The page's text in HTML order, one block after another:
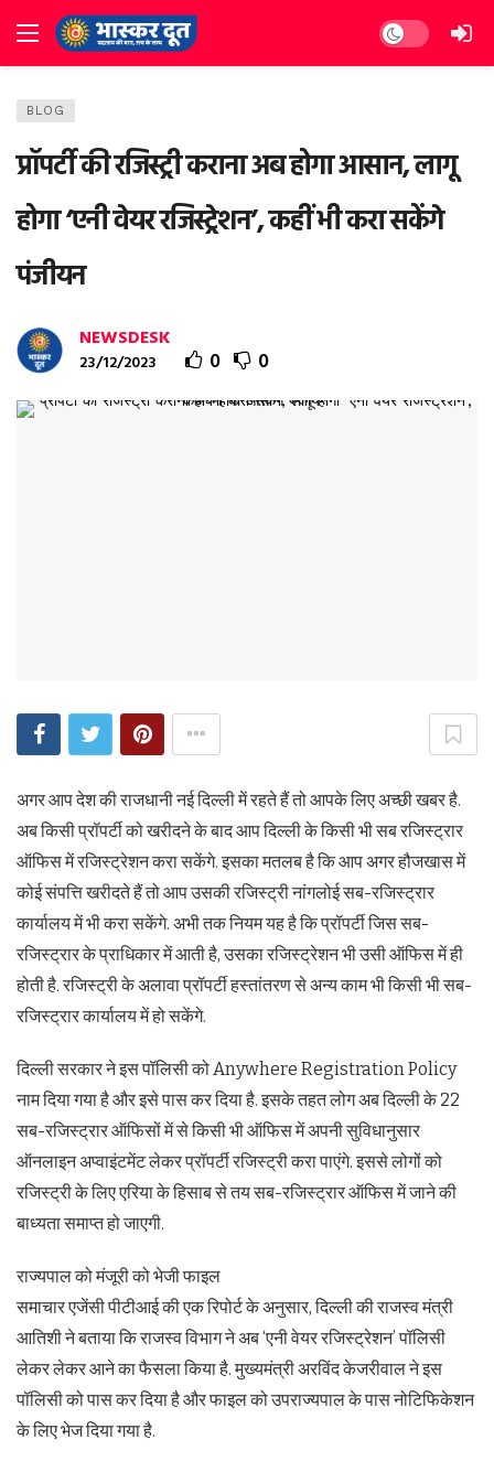
Dark mode
BLOG
प्रॉपर्टी की रजिस्‍ट्री कराना अब होगा आसान, लागू
होगा ‘एनी वेयर रजिस्‍ट्रेशन’, कहीं भी करा सकेंगे
पंजीयन
NEWSDESK
23/12/2023 0 0
अगर आप देश की राजधानी नई दिल्‍ली में रहते हैं तो आपके लिए अच्‍छी खबर है.
अब किसी प्रॉपर्टी को खरीदने के बाद आप दिल्‍ली के किसी भी सब रजिस्‍ट्रार
ऑफिस में रजिस्‍ट्रेशन करा सकेंगे. इसका मतलब है कि आप अगर हौजखास में
कोई संपत्ति खरीदते हैं तो आप उसकी रजिस्‍ट्री नांगलोई सब-रजिस्‍ट्रार
कार्यालय में भी करा सकेंगे. अभी तक नियम यह है कि प्रॉपर्टी जिस सब-
रजिस्‍ट्रार के प्राधिकार में आती है, उसका रजिस्‍ट्रेशन भी उसी ऑफिस में ही
होती है. रजिस्‍ट्री के अलावा प्रॉपर्टी हस्‍तांतरण से अन्‍य काम भी किसी भी सब-
रजिस्‍ट्रार कार्यालय में हो सकेंगे.
दिल्‍ली सरकार ने इस पॉलिसी को Anywhere Registration Policy
नाम दिया गया है और इसे पास कर दिया है. इसके तहत लोग अब दिल्ली के 22
सब-रजिस्ट्रार ऑफिसों में से किसी भी ऑफिस में अपनी सुविधानुसार
ऑनलाइन अप्वाइंटमेंट लेकर प्रॉपर्टी रजिस्ट्री करा पाएंगे. इससे लोगों को
रजिस्ट्री के लिए एरिया के हिसाब से तय सब-रजिस्ट्रार ऑफिस में जाने की
बाध्यता समाप्त हो जाएगी.
राज्‍यपाल को मंजूरी को भेजी फाइल
समाचार एजेंसी पीटीआई की एक रिपोर्ट के अनुसार, दिल्‍ली की राजस्व मंत्री
आतिशी ने बताया कि राजस्व विभाग ने अब ‘एनी वेयर रजिस्ट्रेशन’ पॉलिसी
लेकर लेकर आने का फैसला किया है. मुख्‍यमंत्री अरविंद केजरीवाल ने इस
पॉलिसी को पास कर दिया है और फाइल को उपराज्यपाल के पास नोटिफिकेशन
के लिए भेज दिया गया है.